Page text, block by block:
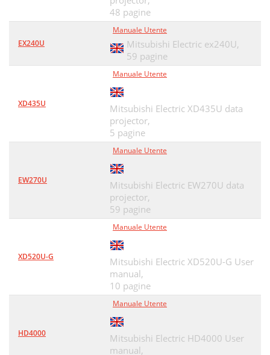
48 pagine
EX240U
Manuale Utente
Mitsubishi Electric ex240U,
59 pagine
XD435U
Manuale Utente
Mitsubishi Electric XD435U data
projector,
5 pagine
EW270U
Manuale Utente
Mitsubishi Electric EW270U data
projector,
59 pagine
XD520U-G
Manuale Utente
Mitsubishi Electric XD520U-G User
manual,
10 pagine
HD4000
Manuale Utente
Mitsubishi Electric HD4000 User
manual,